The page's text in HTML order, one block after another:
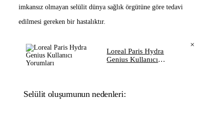
imkansız olmayan selülit dünya sağlık örgütüne göre tedavi
edilmesi gereken bir hastalıktır.
Loreal Paris Hydra
Genius Kullanıcı
×
Selülit oluşumunun nedenleri: